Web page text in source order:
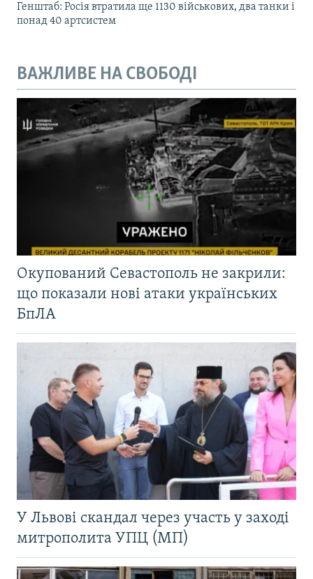
Генштаб: Росія втратила ще 1130 військових, два танки і
понад 40 артсистем
ВАЖЛИВЕ НА СВОБОДІ
Окупований Севастополь не закрили:
що показали нові атаки українських
БпЛА
У Львові скандал через участь у заході
митрополита УПЦ (МП)